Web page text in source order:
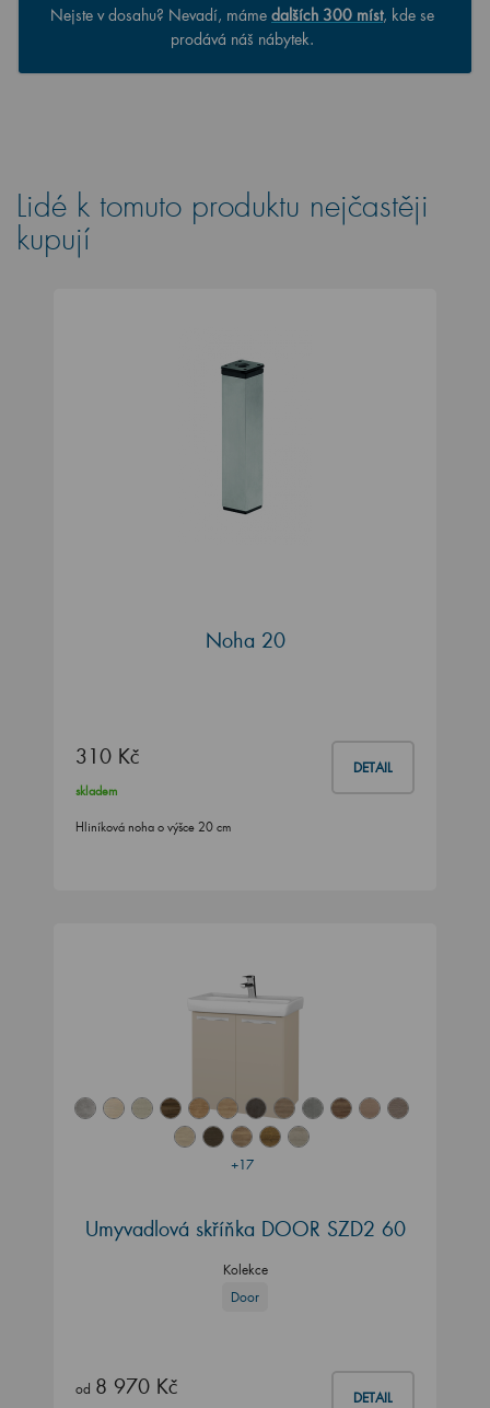
Nejste v dosahu? Nevadí, máme dalších 300 míst, kde se
prodává náš nábytek.
Lidé k tomuto produktu nejčastěji
kupují
Noha 20
310 Kč DETAIL
skladem
Hliníková noha o výšce 20 cm
+17
Umyvadlová skříňka DOOR SZD2 60
Kolekce
Door
od 8 970 Kč DETAIL